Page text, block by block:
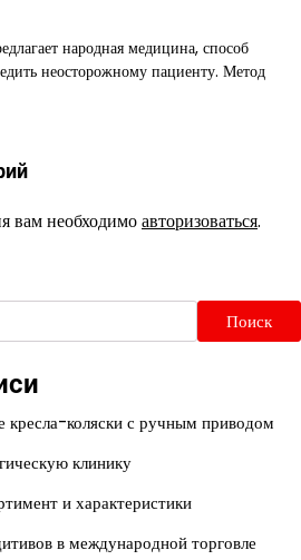
народная медицина, способ
неосторожному пациенту. Метод
вам необходимоавторизоваться.
Поиск
кресла-коляски с ручным приводом
клинику
и характеристики
в международной торговле